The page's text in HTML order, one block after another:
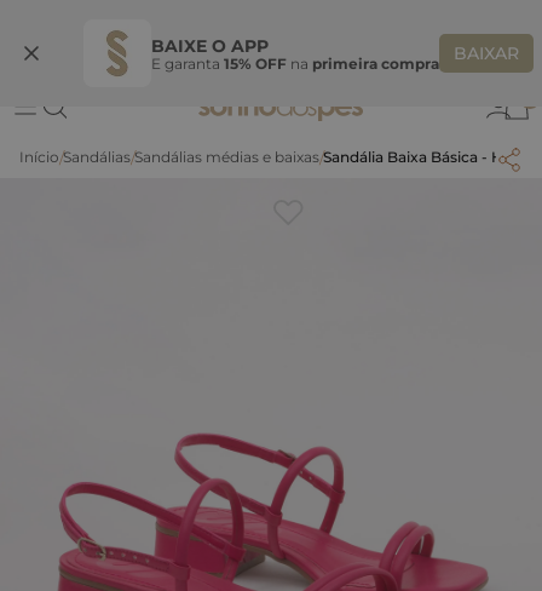
BAIXE O APP
E garanta 15% OFF na primeira compra BAIXAR
Ganhe 10% OFF na coleção utilizando o código do seu vendedor*
Sandálias Sandálias médias e baixas Sandália Baixa Básica - HOT